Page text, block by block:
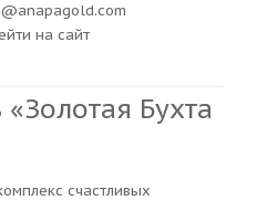
на сайт
Бухта
счастливых